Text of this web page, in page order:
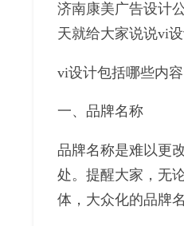
济南康美广告设计
天就给大家说说vi
vi设计包括哪些内容
一、品牌名称
品牌名称是难以更
处。提醒大家，无
体，大众化的品牌